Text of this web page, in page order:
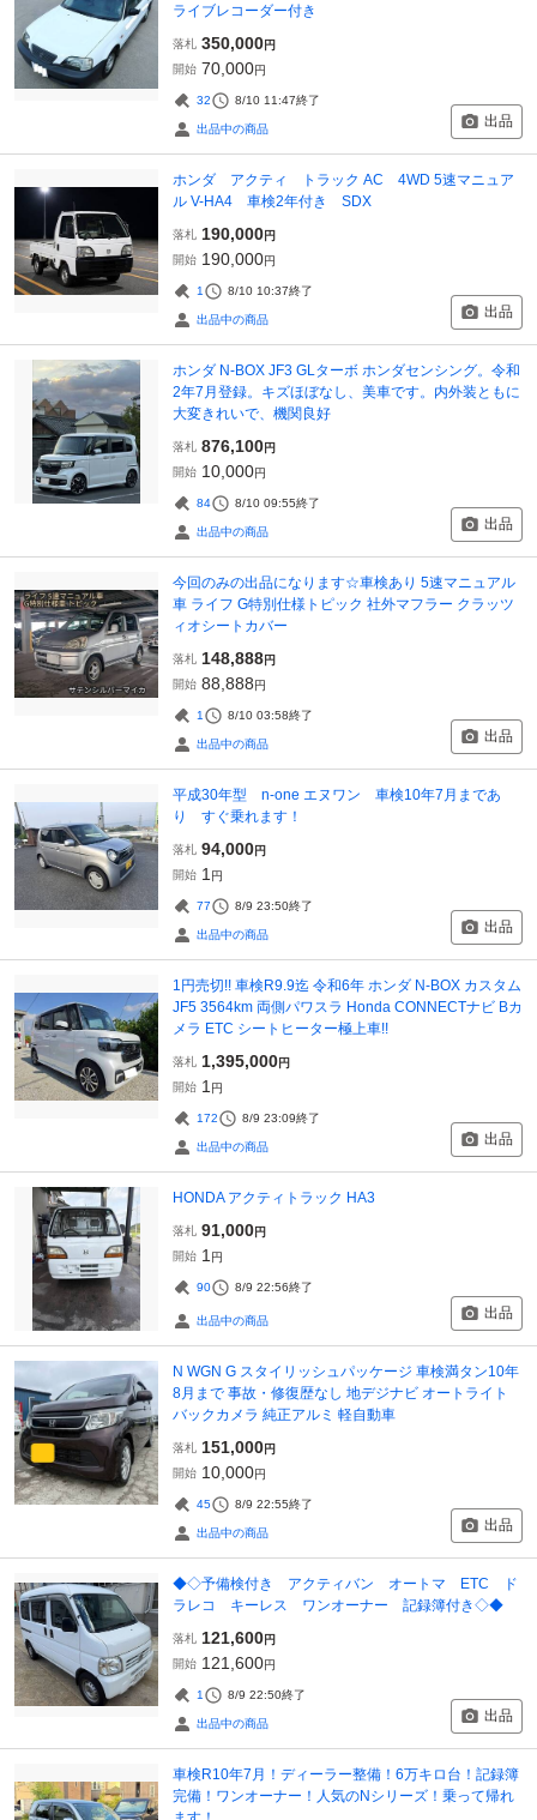
ライブレコーダー付き
落札 350,000円
開始 70,000円
32 8/10 11:47終了
出品中の商品 出品
ホンダ アクティ トラック AC 4WD 5速マニュア
ル V-HA4 車検2年付き SDX
落札 190,000円
開始 190,000円
1 8/10 10:37終了
出品中の商品 出品
ホンダ N-BOX JF3 GLターボ ホンダセンシング。令和
2年7月登録。キズほぼなし、美車です。内外装ともに
大変きれいで、機関良好
落札 876,100円
開始 10,000円
84 8/10 09:55終了
出品中の商品 出品
今回のみの出品になります☆車検あり 5速マニュアル
車 ライフ G特別仕様トピック 社外マフラー クラッツ
ィオシートカバー
落札 148,888円
開始 88,888円
1 8/10 03:58終了
出品中の商品 出品
平成30年型 n-one エヌワン 車検10年7月まであ
り すぐ乗れます！
落札 94,000円
開始 1 円
77 8/9 23:50終了
出品中の商品 出品
1円売切!! 車検R9.9迄 令和6年 ホンダ N-BOX カスタム
JF5 3564km 両側パワスラ Honda CONNECTナビ Bカ
メラ ETC シートヒーター極上車!!
落札 1,395,000円
開始 1 円
172 8/9 23:09終了
出品中の商品 出品
HONDA アクティトラック HA3
落札 91,000円
開始 1 円
90 8/9 22:56終了
出品中の商品 出品
N WGN G スタイリッシュパッケージ 車検満タン10年
8月まで 事故・修復歴なし 地デジナビ オートライト
バックカメラ 純正アルミ 軽自動車
落札 151,000円
開始 10,000円
45 8/9 22:55終了
出品中の商品 出品
◆◇予備検付き アクティバン オートマ ETC ド
ラレコ キーレス ワンオーナー 記録簿付き◇◆
落札 121,600円
開始 121,600円
1 8/9 22:50終了
出品中の商品 出品
車検R10年7月！ディーラー整備！6万キロ台！記録簿
完備！ワンオーナー！人気のNシリーズ！乗って帰れ